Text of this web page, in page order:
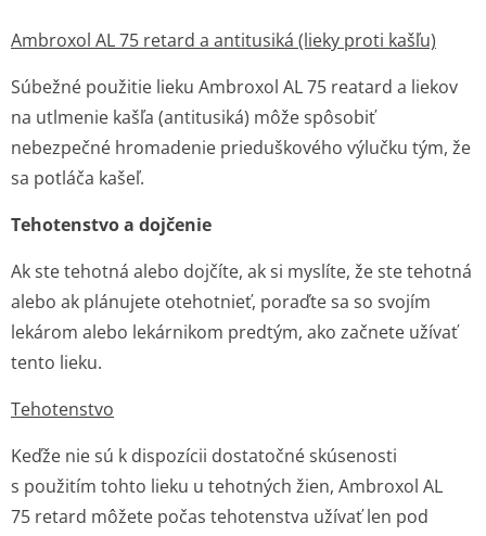
Ambroxol AL 75 retard a antitusiká (lieky proti kašľu)
Súbežné použitie lieku Ambroxol AL 75 reatard a liekov
na utlmenie kašľa (antitusiká) môže spôsobiť
nebezpečné hromadenie prieduškového výlučku tým, že
sa potláča kašeľ.
Tehotenstvo a dojčenie
Ak ste tehotná alebo dojčíte, ak si myslíte, že ste tehotná
alebo ak plánujete otehotnieť, poraďte sa so svojím
lekárom alebo lekárnikom predtým, ako začnete užívať
tento lieku.
Tehotenstvo
Keďže nie sú k dispozícii dostatočné skúsenosti
s použitím tohto lieku u tehotných žien, Ambroxol AL
75 retard môžete počas tehotenstva užívať len pod